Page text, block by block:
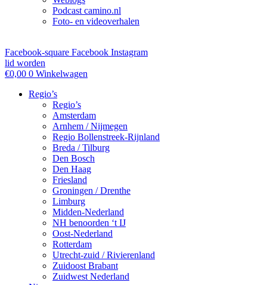
Podcast camino.nl
Foto- en videoverhalen
Facebook-square Facebook Instagram
lid worden
€0,00 0 Winkelwagen
Regio’s
Regio’s
Amsterdam
Arnhem / Nijmegen
Regio Bollenstreek-Rijnland
Breda / Tilburg
Den Bosch
Den Haag
Friesland
Groningen / Drenthe
Limburg
Midden-Nederland
NH benoorden ‘t IJ
Oost-Nederland
Rotterdam
Utrecht-zuid / Rivierenland
Zuidoost Brabant
Zuidwest Nederland